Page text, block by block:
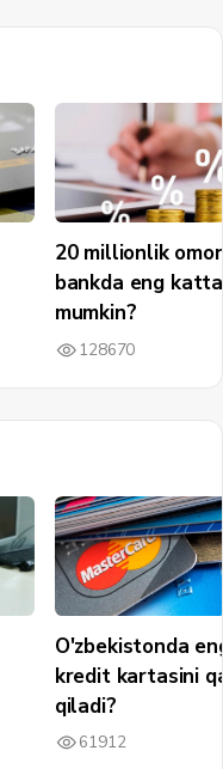
20 millionlik
bankda eng
mumkin?
128670
O'zbekistonda
kredit kartasini
qiladi?
61912